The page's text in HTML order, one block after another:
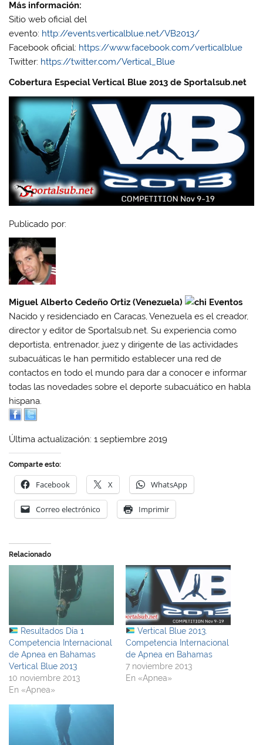
Más información:
Sitio web oficial del
evento: http://events.verticalblue.net/VB2013/
Facebook oficial: https://www.facebook.com/verticalblue
Twitter: https://twitter.com/Vertical_Blue
Cobertura Especial Vertical Blue 2013 de Sportalsub.net
Publicado por:
Miguel Alberto Cedeño Ortiz (Venezuela)
Nacido y residenciado en Caracas, Venezuela es el creador,
director y editor de Sportalsub.net. Su experiencia como
deportista, entrenador, juez y dirigente de las actividades
subacuáticas le han permitido establecer una red de
contactos en todo el mundo para dar a conocer e informar
todas las novedades sobre el deporte subacuático en habla
hispana.
Última actualización: 1 septiembre 2019
Comparte esto:
Facebook X WhatsApp
Correo electrónico Imprimir
Relacionado
Resultados Día 1
Competencia Internacional
de Apnea en Bahamas
Vertical Blue 2013
10 noviembre 2013
En «Apnea»
Vertical Blue 2013.
Competencia Internacional
de Apnea en Bahamas
7 noviembre 2013
En «Apnea»